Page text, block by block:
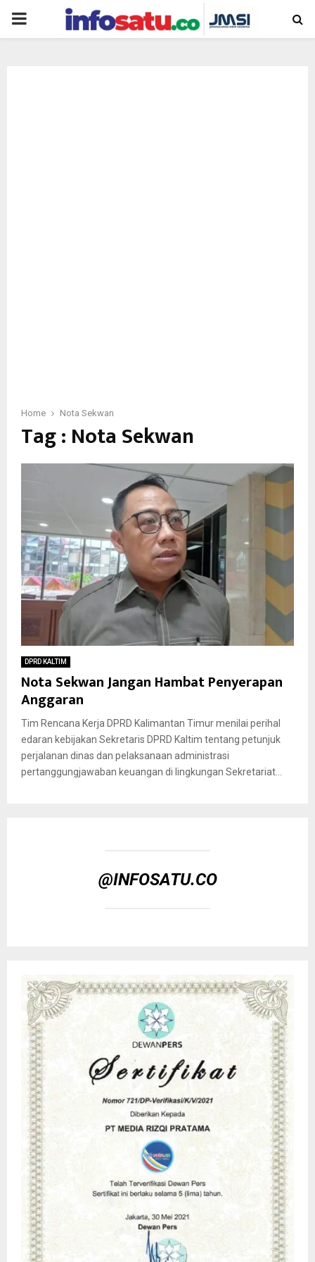
PRIMARY
Home Nota Sekwan
Tag : Nota Sekwan
DPRD KALTIM
Nota Sekwan Jangan Hambat Penyerapan
Anggaran
Tim Rencana Kerja DPRD Kalimantan Timur menilai perihal
edaran kebijakan Sekretaris DPRD Kaltim tentang petunjuk
perjalanan dinas dan pelaksanaan administrasi
pertanggungjawaban keuangan di lingkungan Sekretariat...
@INFOSATU.CO